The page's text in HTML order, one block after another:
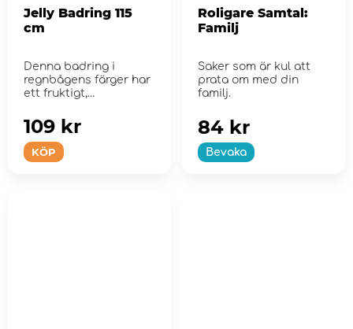
Jelly Badring 115
cm
Denna badring i
regnbågens färger har
ett fruktigt,
KÖP
109 kr
Roligare Samtal:
Familj
Saker som är kul att
prata om med din
familj.
Bevaka
84 kr